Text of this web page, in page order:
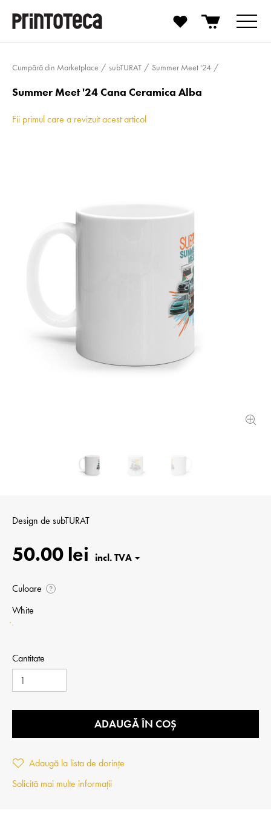
Cumpără din Marketplace subTURAT Summer Meet '24
Summer Meet '24 Cana Ceramica Alba
Fii primul care a revizuit acest articol
Design de subTURAT
50.00 lei
Culoare ?
White
Cantitate
ADAUGĂ ÎN COȘ
Adaugă la lista de dorințe
Solicită mai multe informații